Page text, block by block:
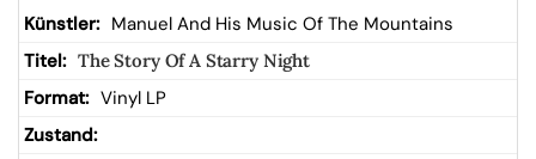
Manuel And His Music Of The Mountains
The Story Of A Starry Night
Vinyl LP